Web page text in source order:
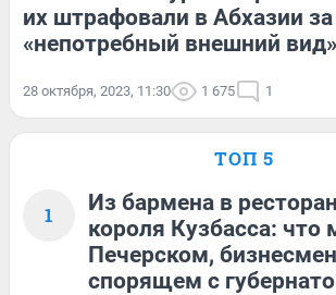
их штрафовали в Абхазии за
«непотребный внешний вид»
28 октября, 2023, 11:30 1 675 1
ТОП 5
1
Из бармена в
короля Кузбасса:
Печерском,
спорящем с